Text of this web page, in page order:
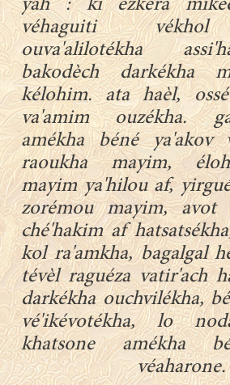
yah : ki èzkéra
véhaguiti vékhol
ouva'alilotékha
bakodèch darkékha
kélohim. ata haèl,
va'amim ouzékha.
amékha béné ya'akov
raoukha mayim,
mayim ya'hilou af,
zorémou mayim, avot
ché'hakim af
kol ra'amkha, bagalgal
tévèl raguéza vatir'ach
darkékha ouchvilékha,
vé'ikévotékha, lo
khatsone amékha
véaharone.